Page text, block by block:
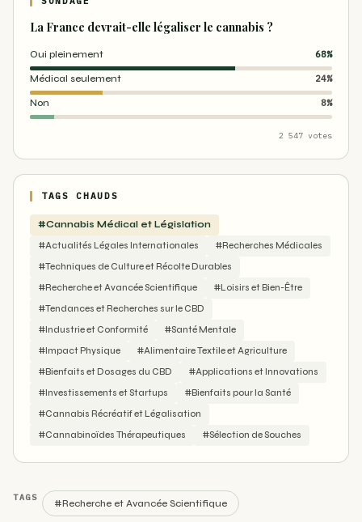
La France devrait-elle légaliser le cannabis ?
Oui pleinement 68%
Médical seulement 24%
Non 8%
2 547 votes
TAGS CHAUDS
#Cannabis Médical et Législation
#Actualités Légales Internationales
#Recherches Médicales
#Techniques de Culture et Récolte Durables
#Recherche et Avancée Scientifique
#Loisirs et Bien-Être
#Tendances et Recherches sur le CBD
#Industrie et Conformité
#Santé Mentale
#Impact Physique
#Alimentaire Textile et Agriculture
#Bienfaits et Dosages du CBD
#Applications et Innovations
#Investissements et Startups
#Bienfaits pour la Santé
#Cannabis Récréatif et Légalisation
#Cannabinoïdes Thérapeutiques
#Sélection de Souches
TAGS
#Recherche et Avancée Scientifique